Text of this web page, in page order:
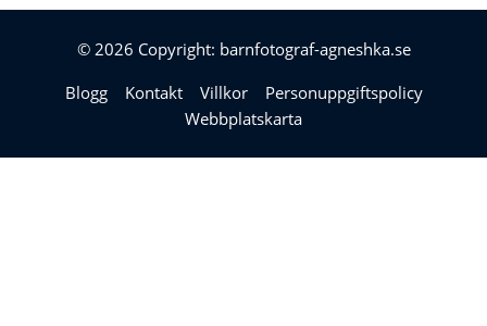
© 2026 Copyright: barnfotograf-agneshka.se
Blogg
Kontakt Villkor
Personuppgiftspolicy
Webbplatskarta